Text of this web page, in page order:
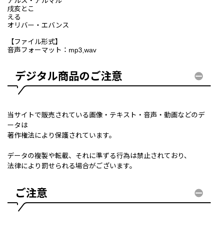
戌亥とこ
える
オリバー・エバンス
【ファイル形式】
音声フォーマット：mp3,wav
デジタル商品のご注意
当サイトで販売されている画像・テキスト・音声・動画などのデ
ータは
著作権法により保護されています。
データの複製や転載、それに準ずる行為は禁止されており、
法律により罰せられる場合がございます。
ご注意